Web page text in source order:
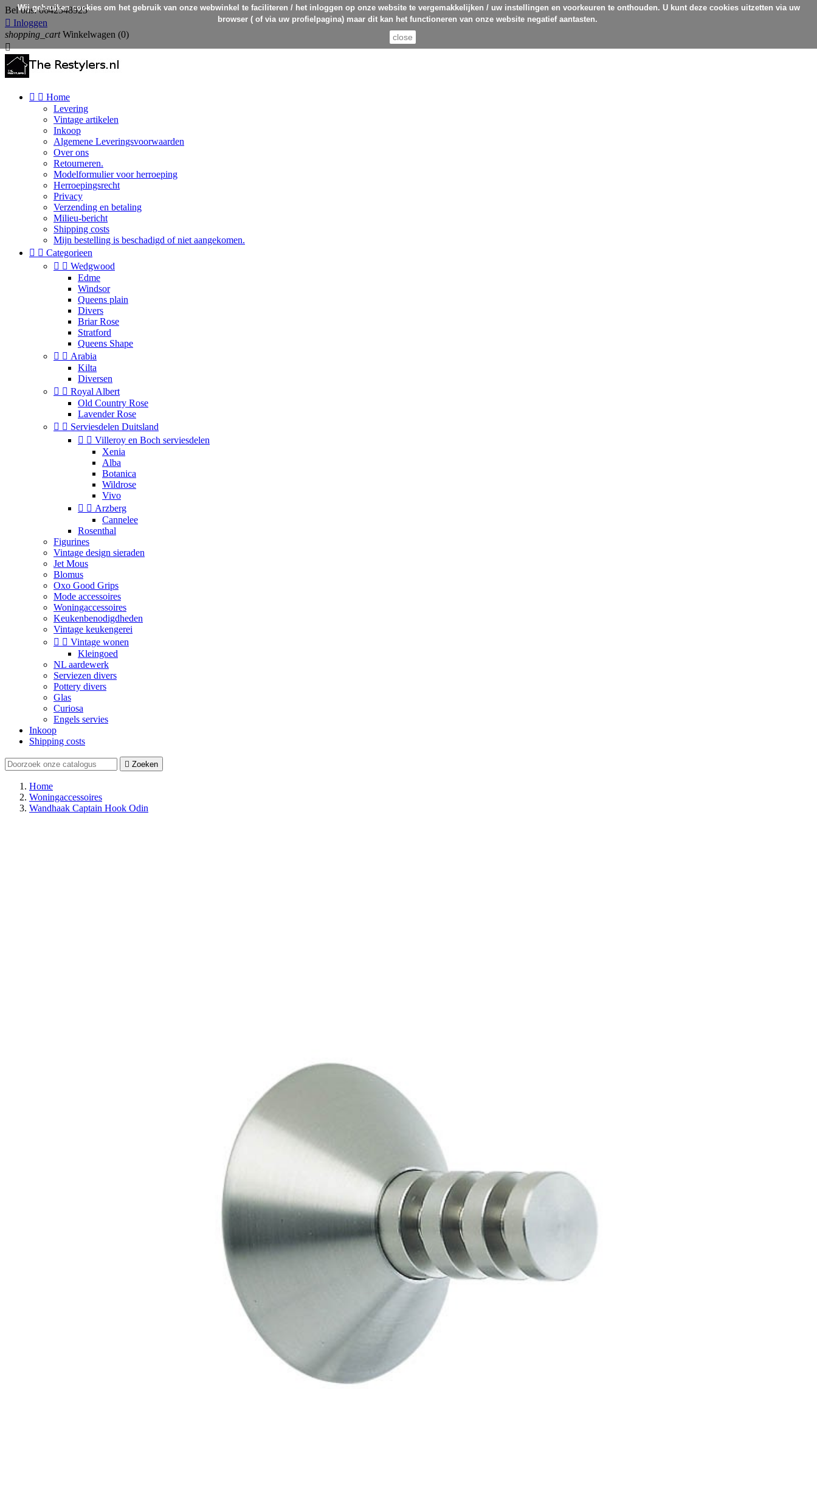
Bel ons:0642548925
 Inloggen
shopping_cart Winkelwagen (0)

  Home
Levering
Vintage artikelen
Inkoop
Algemene Leveringsvoorwaarden
Over ons
Retourneren.
Modelformulier voor herroeping
Herroepingsrecht
Privacy
Verzending en betaling
Milieu-bericht
Shipping costs
Mijn bestelling is beschadigd of niet aangekomen.
  Categorieen
  Wedgwood
Edme
Windsor
Queens plain
Divers
Briar Rose
Stratford
Queens Shape
  Arabia
Kilta
Diversen
  Royal Albert
Old Country Rose
Lavender Rose
  Serviesdelen Duitsland
  Villeroy en Boch serviesdelen
Xenia
Alba
Botanica
Wildrose
Vivo
  Arzberg
Cannelee
Rosenthal
Figurines
Vintage design sieraden
Jet Mous
Blomus
Oxo Good Grips
Mode accessoires
Woningaccessoires
Keukenbenodigdheden
Vintage keukengerei
  Vintage wonen
Kleingoed
NL aardewerk
Serviezen divers
Pottery divers
Glas
Curiosa
Engels servies
Inkoop
Shipping costs
 Zoeken
Home
Woningaccessoires
Wandhaak Captain Hook Odin
Wij gebruiken cookies om het gebruik van onze webwinkel te faciliteren / het inloggen op onze website te vergemakkelijken / uw instellingen en voorkeuren te onthouden. U kunt deze cookies uitzetten via uw
browser ( of via uw profielpagina) maar dit kan het functioneren van onze website negatief aantasten.
close